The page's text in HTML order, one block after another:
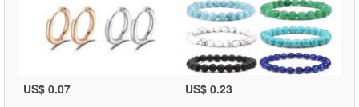
US$ 0.07 US$ 0.23